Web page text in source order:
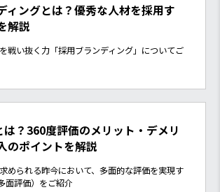
ィングとは？優秀な人材を採用す
解説
戦い抜く力「採用ブランディング」についてご
？360度評価のメリット・デメリ
のポイントを解説
められる昨今において、多面的な評価を実現す
面評価）をご紹介